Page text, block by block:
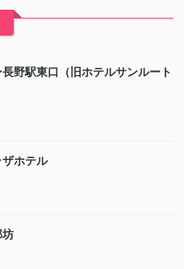
野駅東口（旧ホテルサンルート
ホテル